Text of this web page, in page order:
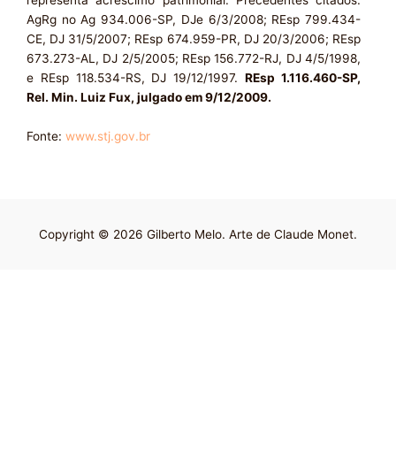
AgRg no Ag 934.006-SP, DJe 6/3/2008; REsp 799.434-
CE, DJ 31/5/2007; REsp 674.959-PR, DJ 20/3/2006; REsp
673.273-AL, DJ 2/5/2005; REsp 156.772-RJ, DJ 4/5/1998,
e REsp 118.534-RS, DJ 19/12/1997.REsp 1.116.460-SP,
Rel. Min. Luiz Fux, julgado em 9/12/2009.
Fonte: www.stj.gov.br
Copyright © 2026 Gilberto Melo. Arte de Claude Monet.